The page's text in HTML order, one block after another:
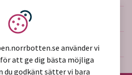
Vi använder kakor
använder vi
att ge dig bästa möjliga
du godkänt sätter vi bara